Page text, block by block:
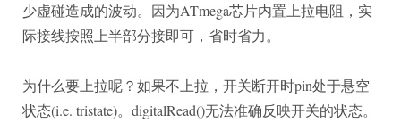
少虚碰造成的波动。因为ATmega芯片内置上拉电阻，实
际接线按照上半部分接即可，省时省力。
为什么要上拉呢？如果不上拉，开关断开时pin处于悬空
状态(i.e. tristate)。digitalRead()无法准确反映开关的状态。